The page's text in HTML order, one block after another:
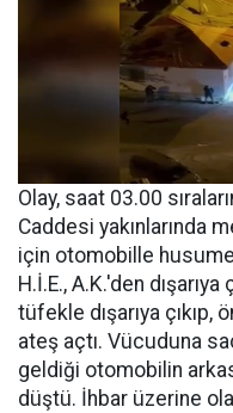
Olay, saat 03.00
Caddesi yakınlarında
için otomobille
H.İ.E., A.K.'den
tüfekle dışarıya çıkıp,
ateş açtı. Vücuduna
geldiği otomobilin
düştü. İhbar üzerine